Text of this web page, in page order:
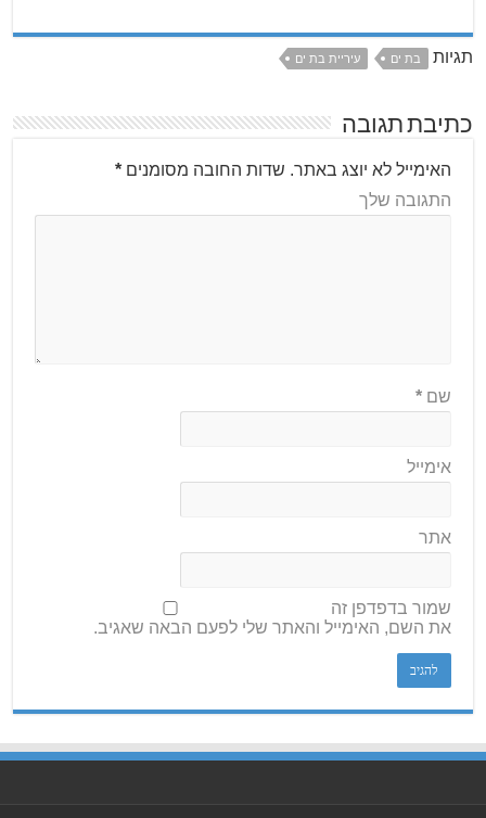
תגיות בת ים עיריית בת ים
כתיבת תגובה
האימייל לא יוצג באתר. שדות החובה מסומנים*
התגובה שלך
שם*
אימייל
אתר
שמור בדפדפן זה
את השם, האימייל והאתר שלי לפעם הבאה שאגיב.